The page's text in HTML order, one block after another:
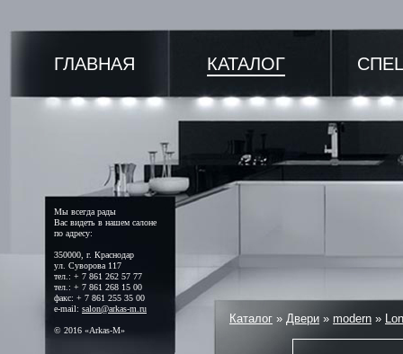
Мы всегда рады
Вас видеть в нашем салоне
по адресу:
350000, г. Краснодар
ул. Суворова 117
тел.: + 7 861 262 57 77
тел.: + 7 861 268 15 00
факс: + 7 861 255 35 00
e-mail: salon@arkas-m.ru
© 2016 «Arkas-M»
ГЛАВНАЯ КАТАЛОГ
Каталог » Двери » modern »